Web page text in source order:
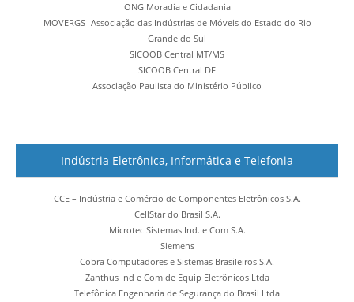
ONG Moradia e Cidadania
MOVERGS- Associação das Indústrias de Móveis do Estado do Rio
Grande do Sul
SICOOB Central MT/MS
SICOOB Central DF
Associação Paulista do Ministério Público
Indústria Eletrônica, Informática e Telefonia
CCE – Indústria e Comércio de Componentes Eletrônicos S.A.
CellStar do Brasil S.A.
Microtec Sistemas Ind. e Com S.A.
Siemens
Cobra Computadores e Sistemas Brasileiros S.A.
Zanthus Ind e Com de Equip Eletrônicos Ltda
Telefônica Engenharia de Segurança do Brasil Ltda